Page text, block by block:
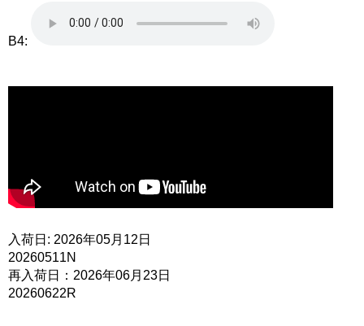
B4:
入荷日: 2026年05月12日
20260511N
再入荷日：2026年06月23日
20260622R